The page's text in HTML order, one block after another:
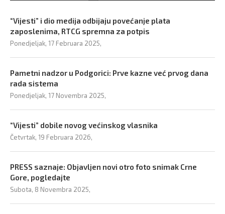
“Vijesti” i dio medija odbijaju povećanje plata
zaposlenima, RTCG spremna za potpis
Ponedjeljak, 17 Februara 2025,
Pametni nadzor u Podgorici: Prve kazne već prvog dana
rada sistema
Ponedjeljak, 17 Novembra 2025,
“Vijesti” dobile novog većinskog vlasnika
Četvrtak, 19 Februara 2026,
PRESS saznaje: Objavljen novi otro foto snimak Crne
Gore, pogledajte
Subota, 8 Novembra 2025,